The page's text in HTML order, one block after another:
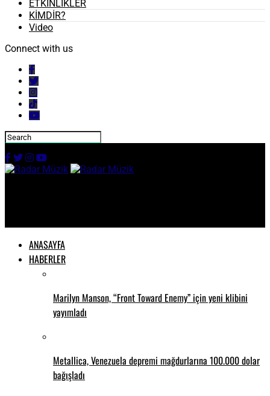
ETKİNLİKLER
KİMDİR?
Video
Connect with us
ANASAYFA
HABERLER
Marilyn Manson, “Front Toward Enemy” için yeni klibini
yayımladı
Metallica, Venezuela depremi mağdurlarına 100.000 dolar
bağışladı